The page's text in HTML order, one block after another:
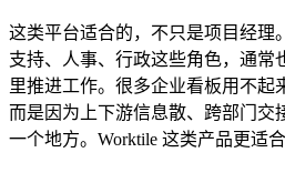
这类平台适合的，不只是项目经理
支持、人事、行政这些角色，通常
里推进工作。很多企业看板用不起
而是因为上下游信息散、跨部门交
一个地方。Worktile 这类产品更适